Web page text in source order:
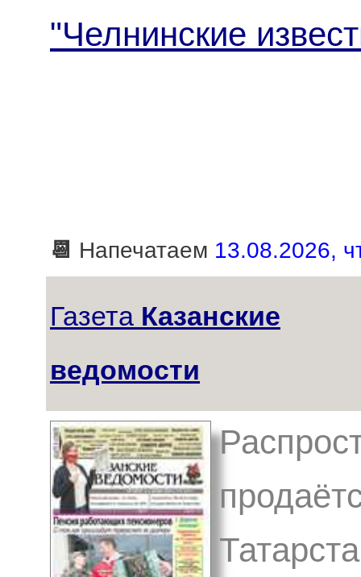
"Челнинские
📆 Напечатаем 13.08.2026,
Газета Казанские
ведомости